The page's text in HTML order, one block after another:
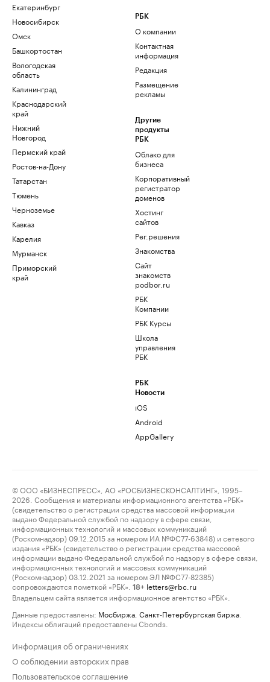
Екатеринбург
Новосибирск
Омск
Башкортостан
Вологодская
область
Калининград
Краснодарский
край
Нижний
Новгород
Пермский край
Ростов-на-Дону
Татарстан
Тюмень
Черноземье
Кавказ
Карелия
Мурманск
Приморский
край
РБК
О компании
Контактная
информация
Редакция
Размещение
рекламы
Другие
продукты
РБК
Облако для
бизнеса
Корпоративный
регистратор
доменов
Хостинг
сайтов
Рег.решения
Знакомства
Сайт
знакомств
podbor.ru
РБК
Компании
РБК Курсы
Школа
управления
РБК
РБК
Новости
iOS
Android
AppGallery
© ООО «БИЗНЕСПРЕСС», АО «РОСБИЗНЕСКОНСАЛТИНГ», 1995–
2026. Сообщения и материалы информационного агентства «РБК»
(свидетельство о регистрации средства массовой информации
выдано Федеральной службой по надзору в сфере связи,
информационных технологий и массовых коммуникаций
(Роскомнадзор) 09.12.2015 за номером ИА №ФС77-63848) и сетевого
издания «РБК» (свидетельство о регистрации средства массовой
информации выдано Федеральной службой по надзору в сфере связи,
информационных технологий и массовых коммуникаций
(Роскомнадзор) 03.12.2021 за номером ЭЛ №ФС77-82385)
сопровождаются пометкой «РБК».
18+ letters@rbc.ru
Владельцем сайта является информационное агентство «РБК».
Данные предоставлены: Мосбиржа Санкт-Петербургская биржа
Индексы облигаций предоставлены Cbonds.
Информация об ограничениях
О соблюдении авторских прав
Пользовательское соглашение